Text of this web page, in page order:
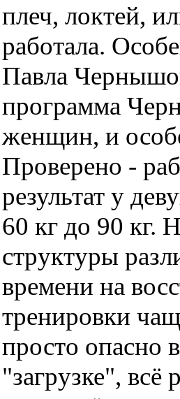
плеч, локтей,
работала.
Павла
программа
женщин, и
Проверено -
результат у
60 кг до 90 кг.
структуры
времени на
тренировки
просто опасно
"загрузке",